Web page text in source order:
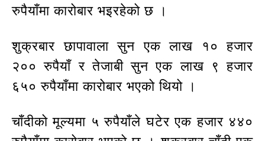
रुपैयाँमा कारोबार भइरहेको छ ।
शुक्रबार छापावाला सुन एक लाख १० हजार
२०० रुपैयाँ र तेजाबी सुन एक लाख ९ हजार
६५० रुपैयाँमा कारोबार भएको थियो ।
चाँदीको मूल्यमा ५ रुपैयाँले घटेर एक हजार ४४०